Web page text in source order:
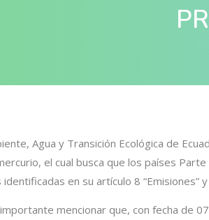
Agua y Transición Ecológica de
el cual busca que los países
en su artículo 8 “Emisiones” y
mencionar que, con fecha de